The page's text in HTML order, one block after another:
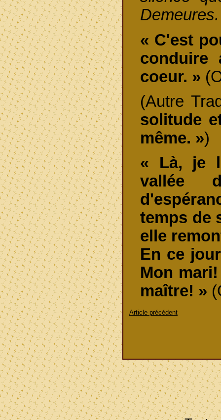
« C'est
conduire
coeur. »
(Autre
solitude
même. »)
« Là, je
vallée
temps de
elle
En ce
Mon
maître! »
Article précédent